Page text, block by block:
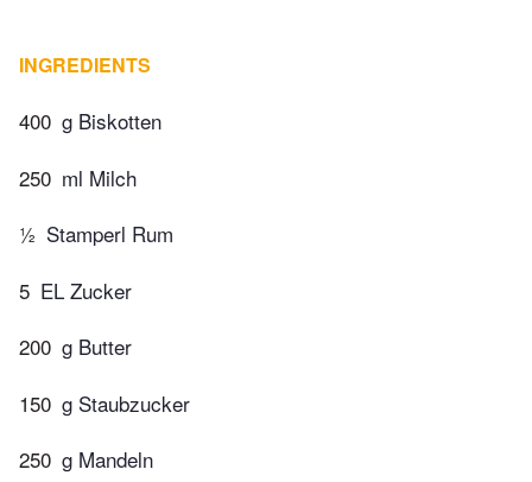
INGREDIENTS
400 g Biskotten
250 ml Milch
½ Stamperl Rum
5 EL Zucker
200 g Butter
150 g Staubzucker
250 g Mandeln